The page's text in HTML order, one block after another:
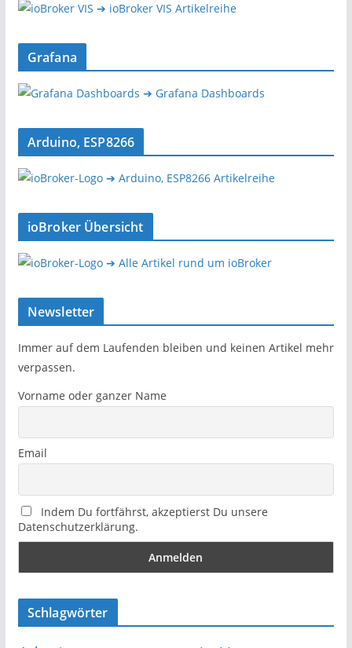
➔ ioBroker VIS Artikelreihe
Grafana
➔ Grafana Dashboards
Arduino, ESP8266
➔ Arduino, ESP8266 Artikelreihe
ioBroker Übersicht
➔ Alle Artikel rund um ioBroker
Newsletter
Immer auf dem Laufenden bleiben und keinen Artikel mehr
verpassen.
Vorname oder ganzer Name
Email
Indem Du fortfährst, akzeptierst Du unsere
Datenschutzerklärung.
Schlagwörter